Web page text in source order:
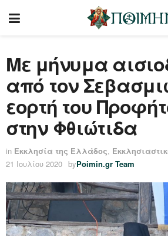
Με μήνυμα
από τον
εορτή του
στην Φθιώτιδα
in Εκκλησία της Ελλάδος,
21 Ιουλίου 2020 byPoimin.gr Team